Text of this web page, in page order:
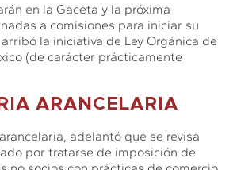
en la Gaceta y la próxima
a comisiones para iniciar su
la iniciativa de Ley Orgánica de
(de carácter prácticamente
ARANCELARIA
adelantó que se revisa
por tratarse de imposición de